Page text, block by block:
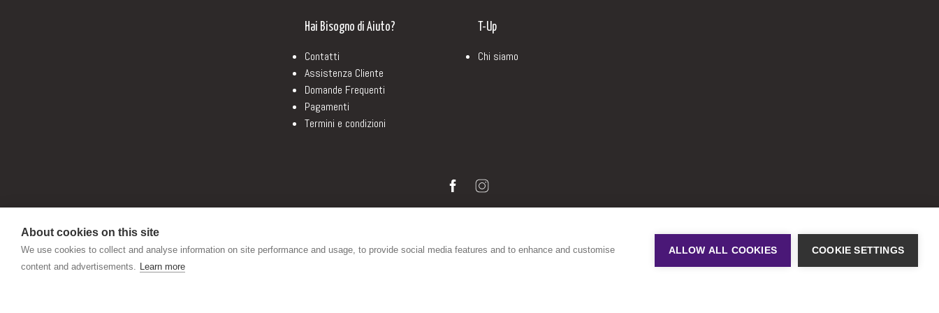
About cookies on this site
We use cookies to collect and analyse information on site performance and usage, to provide social media features and to enhance and customise
content and advertisements. Learn more
ALLOW ALL COOKIES COOKIE SETTINGS
Hai Bisogno di Aiuto?
Contatti
Assistenza Cliente
Domande Frequenti
Pagamenti
Termini e condizioni
T-Up
Chi siamo